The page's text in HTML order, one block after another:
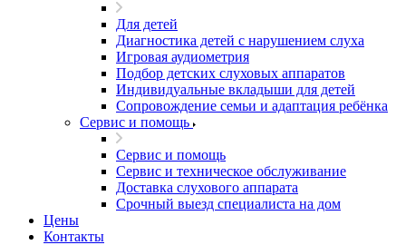
Для детей
Диагностика детей с нарушением слуха
Игровая аудиометрия
Подбор детских слуховых аппаратов
Индивидуальные вкладыши для детей
Сопровождение семьи и адаптация ребёнка
Сервис и помощь
Сервис и помощь
Сервис и техническое обслуживание
Доставка слухового аппарата
Срочный выезд специалиста на дом
Цены
Контакты